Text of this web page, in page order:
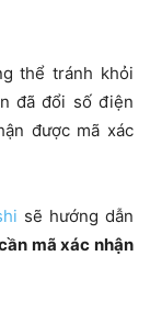
thể tránh khỏi
đã đổi số điện
được mã xác
sẽ hướng dẫn
mã xác nhận